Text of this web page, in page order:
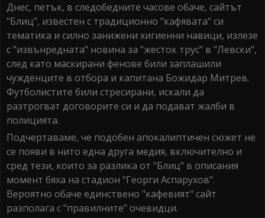
Днес, петък, в следобедните часове обаче, сайтът
"Блиц", известен с традиционно "кафявата" си
тематика и силно занижени хигиенни навици, излезе
с "извънредната" новина за "жесток трус" в "Левски",
след като маскирани фенове били заплашили
чужденците в отбора и капитана Божидар Митрев.
Футболистите били стресирани, искали да
разтрогват договорите си и да подават жалби в
полицията.
Подчертаваме, че подобен апокалиптичен сюжет не
се появи в нито една друга медия, включително и
сред тези, които за разлика от "Блиц" в описания
момент бяха на стадион "Георги Аспарухов".
Вероятно обаче единствено "кафевият" сайт
разполага с "правилните" очевидци.